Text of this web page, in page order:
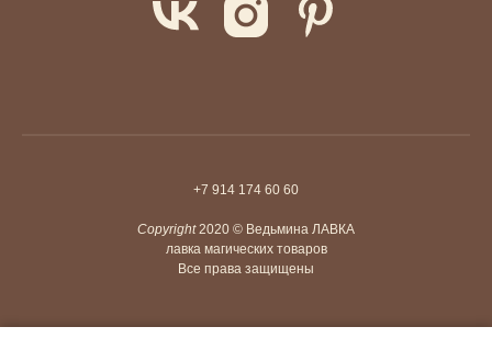
+7 914 174 60 60
Copyright2020 © Ведьмина ЛАВКА
лавка магических товаров
Все права защищены